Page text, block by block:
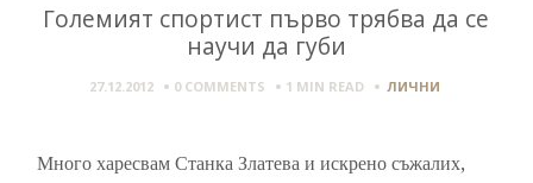
Големият спортист първо трябва да се
научи да губи
27.12.2012 0 COMMENTS 1 MIN READ ЛИЧНИ
Много харесвам Станка Златева и искрено съжалих,